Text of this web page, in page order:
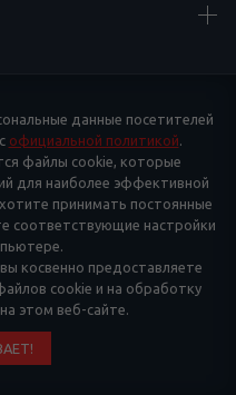
данные посетителей
официальной политикой.
файлы cookie, которые
для наиболее эффективной
принимать постоянные
соответствующие настройки
косвенно предоставляете
cookie и на обработку
этом веб-сайте.